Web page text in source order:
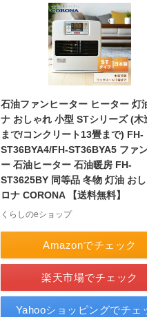
石油ファンヒーター ヒーター 灯
ナ おしゃれ 小型 STシリーズ (木
まで/コンクリート13畳まで) FH-
ST36BYA4/FH-ST36BYA5 ファ
ー 石油ヒーター 石油暖房 FH-
ST3625BY 同等品 冬物 灯油 お
ロナ CORONA 【送料無料】
くらしのeショップ
Amazonでチェック
楽天市場でチェック
Yahooショッピングでチェ